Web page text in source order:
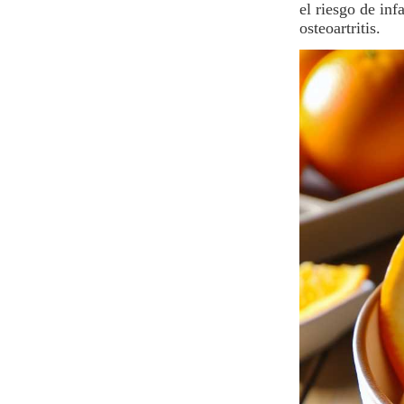
el riesgo de
osteoartritis.